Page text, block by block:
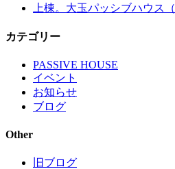
上棟。大玉パッシブハウス
カテゴリー
PASSIVE HOUSE
イベント
お知らせ
ブログ
Other
旧ブログ